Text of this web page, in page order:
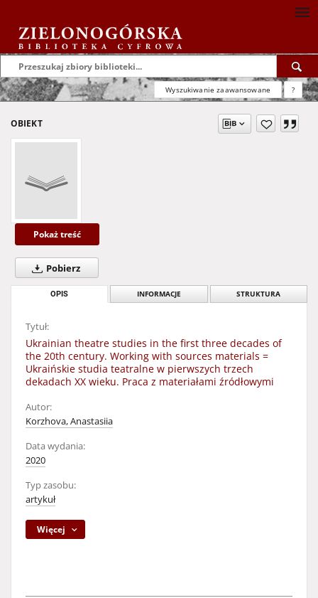
Wyszukiwanie zaawansowane ?
OBIEKT
Pokaż treść
Pobierz
OPIS INFORMACJE STRUKTURA
Tytuł:
Ukrainian theatre studies in the first three decades of
the 20th century. Working with sources materials =
Ukraińskie studia teatralne w pierwszych trzech
dekadach XX wieku. Praca z materiałami źródłowymi
Autor:
Korzhova, Anastasiia
Data wydania:
2020
Typ zasobu:
artykuł
Więcej